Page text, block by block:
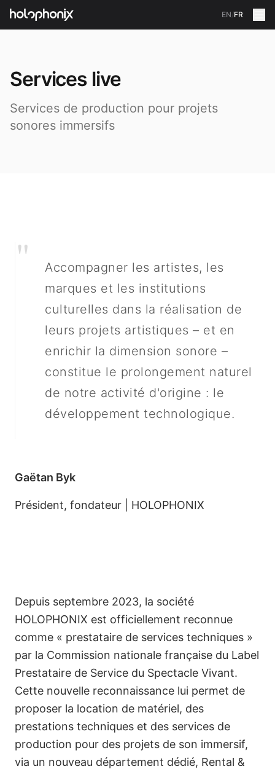
EN/FR
Services live
Services de production pour projets
sonores immersifs
"
Accompagner les artistes, les
marques et les institutions
culturelles dans la réalisation de
leurs projets artistiques – et en
enrichir la dimension sonore –
constitue le prolongement naturel
de notre activité d'origine : le
développement technologique.
Gaëtan Byk
Président, fondateur | HOLOPHONIX
Depuis septembre 2023, la société
HOLOPHONIX est officiellement reconnue
comme « prestataire de services techniques »
par la Commission nationale française du Label
Prestataire de Service du Spectacle Vivant.
Cette nouvelle reconnaissance lui permet de
proposer la location de matériel, des
prestations techniques et des services de
production pour des projets de son immersif,
via un nouveau département dédié, Rental &